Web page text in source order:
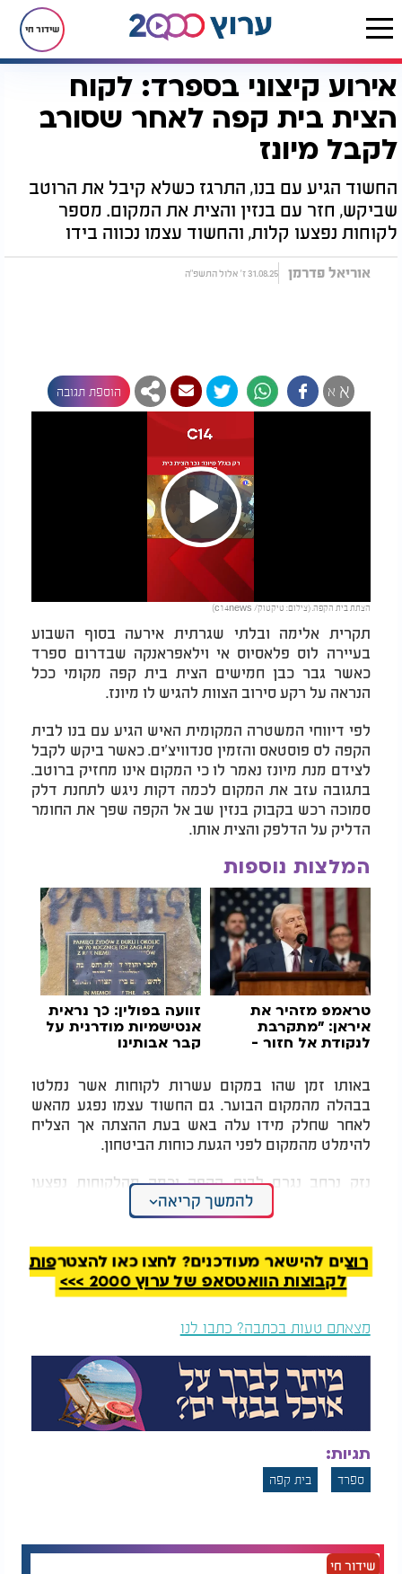
שידור חי
דף הבית חדשות חדשות בעולם אירוע קיצוני בספרד: לקוח הצית בית קפה לאחר שסורב לקבל מיונז
אירוע קיצוני בספרד: לקוח
הצית בית קפה לאחר שסורב
לקבל מיונז
החשוד הגיע עם בנו, התרגז כשלא קיבל את הרוטב
שביקש, חזר עם בנזין והצית את המקום. מספר
לקוחות נפצעו קלות, והחשוד עצמו נכווה בידו
אוריאל פדרמן 31.08.25 ז' אלול התשפ"ה
א א הוספת תגובה
Play
Video
הצתת בית הקפה. (צילום: טיקטוק/ c14news)
תקרית אלימה ובלתי שגרתית אירעה בסוף השבוע
בעיירה לוס פלאסיוס אי וילאפראנקה שבדרום ספרד
כאשר גבר כבן חמישים הצית בית קפה מקומי ככל
הנראה על רקע סירוב הצוות להגיש לו מיונז.
לפי דיווחי המשטרה המקומית האיש הגיע עם בנו לבית
הקפה לס פוסטאס והזמין סנדוויצ'ים. כאשר ביקש לקבל
לצידם מנת מיונז נאמר לו כי המקום אינו מחזיק ברוטב.
בתגובה עזב את המקום לכמה דקות ניגש לתחנת דלק
סמוכה רכש בקבוק בנזין שב אל הקפה שפך את החומר
הדליק על הדלפק והצית אותו.
המלצות נוספות
טראמפ מזהיר את
איראן: "מתקרבת
לנקודת אל חזור -
זוועה בפולין: כך נראית
אנטישמיות מודרנית על
קבר אבותינו
באותו זמן שהו במקום עשרות לקוחות אשר נמלטו
בבהלה מהמקום הבוער. גם החשוד עצמו נפגע מהאש
לאחר שחלק מידו עלה באש בעת ההצתה אך הצליח
להימלט מהמקום לפני הגעת כוחות הביטחון.
נזק נרחב נגרם לבית הקפה וכמה מהלקוחות נפצעו
באורח קל כתוצאה משאיפת עשן ונפילות בעת המנוסה.
החשוד אותר לאחר זמן קצר ונעצר. על פי המשטרה
מצבו הנפשי.
בבדיקה ראשונית קבעו החוקרים כי ככל הנראה הרקע
לאירוע הוא תסכול של הלקוח מהיעדר מיונז שהוביל
להתפרצות אלימה ובלתי נשלטת.
להמשך קריאה
רוצים להישאר מעודכנים? לחצו כאן להצטרפות
לקבוצות הוואטסאפ של ערוץ 2000 >>>
מצאתם טעות בכתבה? כתבו לנו
תגיות:
ספרד בית קפה
שידור חי